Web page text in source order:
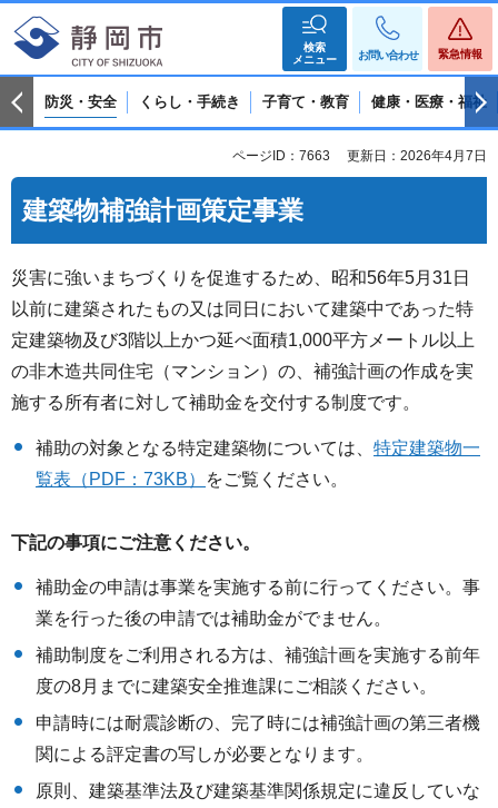
検索
メニュー
お問い合わせ 緊急情報
防災・安全 くらし・手続き 子育て・教育 健康・医療・福祉
ページID：7663 更新日：2026年4月7日
建築物補強計画策定事業
災害に強いまちづくりを促進するため、昭和56年5月31日
以前に建築されたもの又は同日において建築中であった特
定建築物及び3階以上かつ延べ面積1,000平方メートル以上
の非木造共同住宅（マンション）の、補強計画の作成を実
施する所有者に対して補助金を交付する制度です。
補助の対象となる特定建築物については、 特定建築物一
覧表（PDF：73KB）
をご覧ください。
下記の事項にご注意ください。
補助金の申請は事業を実施する前に行ってください。事
業を行った後の申請では補助金がでません。
補助制度をご利用される方は、補強計画を実施する前年
度の8月までに建築安全推進課にご相談ください。
申請時には耐震診断の、完了時には補強計画の第三者機
関による評定書の写しが必要となります。
原則、建築基準法及び建築基準関係規定に違反していな